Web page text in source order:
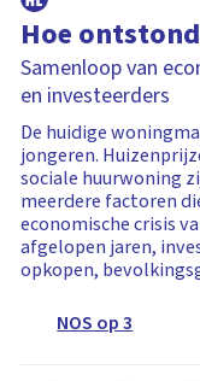
Hoe
Samenloop van
en investeerders
De huidige
jongeren.
sociale huurwoning
meerdere factoren
economische crisis
afgelopen jaren,
opkopen,
NOS op 3